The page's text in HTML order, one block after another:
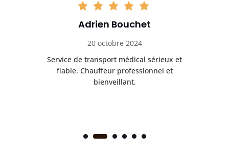
Adrien Bouchet
20 octobre 2024
Service de transport médical sérieux et
fiable. Chauffeur professionnel et
bienveillant.